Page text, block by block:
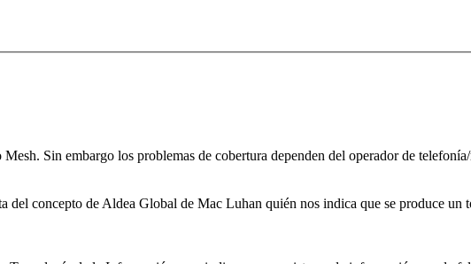
Sin embargo los problemas de cobertura dependen del operador de
del concepto de Aldea Global de Mac Luhan quién nos indica que se produce un